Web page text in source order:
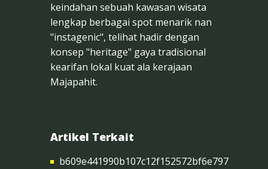
keindahan sebuah kawasan wisata
lengkap berbagai spot menarik nan
"instagenic", telihat hadir dengan
konsep "heritage" gaya tradisional
kearifan lokal kuat ala kerajaan
Majapahit.
Artikel Terkait
b609e441990b107c12f152572bf6e797